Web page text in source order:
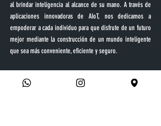
al brindar inteligencia al alcance de su mano. A través de
aplicaciones innovadoras de AIoT, nos dedicamos a
empoderar a cada individuo para que disfrute de un futuro
mejor mediante la construcción de un mundo inteligente
que sea más conveniente, eficiente y seguro.
VISION
cuenta con una fuerza laboral de investigación y